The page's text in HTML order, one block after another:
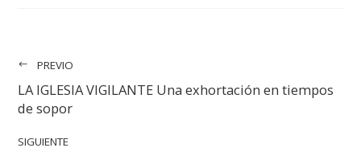
PREVIO
LA IGLESIA VIGILANTE Una exhortación en tiempos
de sopor
SIGUIENTE